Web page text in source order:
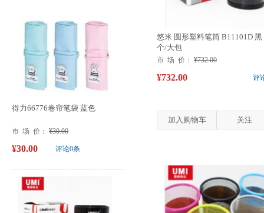
得力66776卷帘笔袋 蓝色
市 场 价： ¥30.00
评论0条
¥30.00
悠米 圆形塑料笔筒 B11101D 黑
个/大包
市 场 价： ¥732.00
评
¥732.00
加入购物车 关注